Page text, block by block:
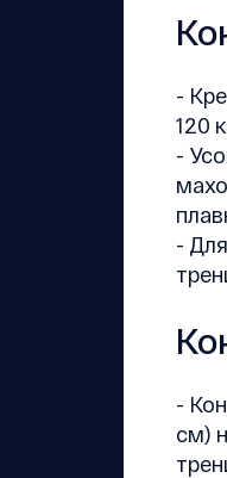
-
120
-
-
-
см)